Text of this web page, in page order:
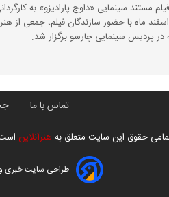
مستند سینمایی «داوج پارادیزو» به
انعامی شامگاه دوشنبه 6 اسفند ماه با حضور سازندگان فیلم،
پردیس سینمایی چارسو برگزار شد.
تماس با ما
حقوق این سایت متعلق به هنرآنلاین
طراحی سایت خبری و